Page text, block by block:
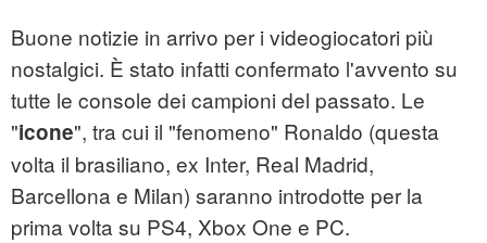
Buone notizie in arrivo per i videogiocatori più
nostalgici. È stato infatti confermato l'avvento su
tutte le console dei campioni del passato. Le
"icone", tra cui il "fenomeno" Ronaldo (questa
volta il brasiliano, ex Inter, Real Madrid,
Barcellona e Milan) saranno introdotte per la
prima volta su PS4, Xbox One e PC.